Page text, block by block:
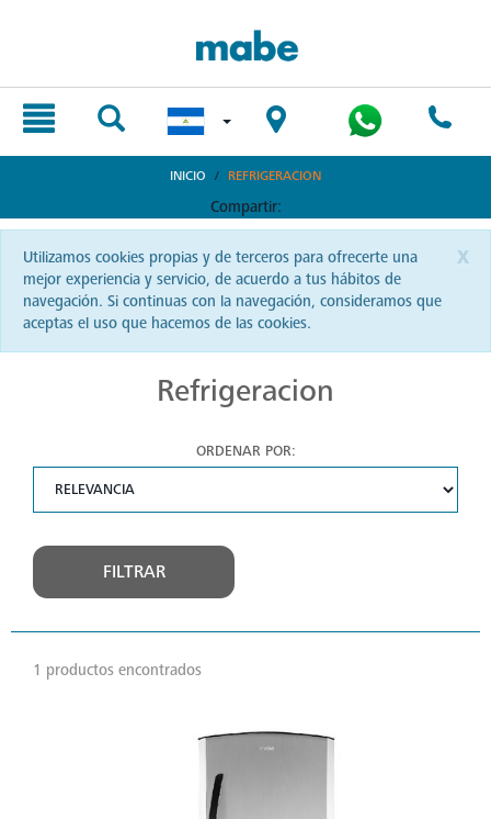
INICIO REFRIGERACION
Compartir:
x
Utilizamos cookies propias y de terceros para ofrecerte una
mejor experiencia y servicio, de acuerdo a tus hábitos de
navegación. Si continuas con la navegación, consideramos que
aceptas el uso que hacemos de las cookies.
Refrigeracion
ORDENAR POR:
FILTRAR
1 productos encontrados